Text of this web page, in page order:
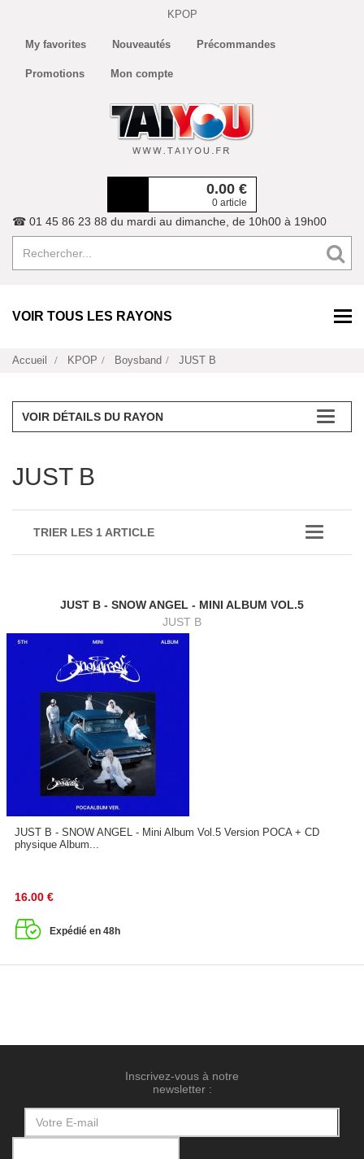
KPOP
My favorites Nouveautés Précommandes
Promotions Mon compte
0.00 €
0 article
☎ 01 45 86 23 88 du mardi au dimanche, de 10h00 à 19h00
VOIR TOUS LES RAYONS
Accueil KPOP Boysband JUST B
VOIR DÉTAILS DU RAYON
JUST B
TRIER LES 1 ARTICLE
JUST B - SNOW ANGEL - MINI ALBUM VOL.5
JUST B
JUST B - SNOW ANGEL - Mini Album Vol.5 Version POCA + CD
physique Album...
16.00 €
Expédié en 48h
Inscrivez-vous à notre
newsletter :